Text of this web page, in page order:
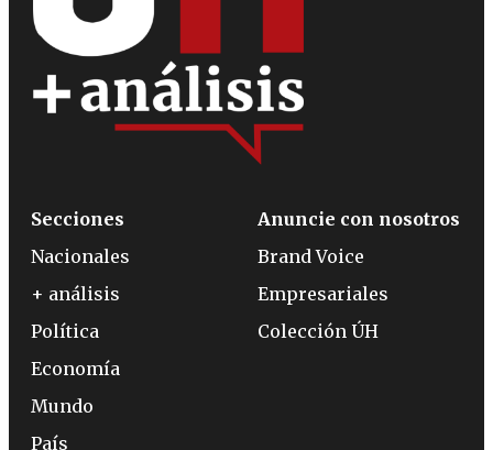
Secciones
Nacionales
+ análisis
Política
Economía
Mundo
País
Anuncie con nosotros
Brand Voice
Empresariales
Colección ÚH